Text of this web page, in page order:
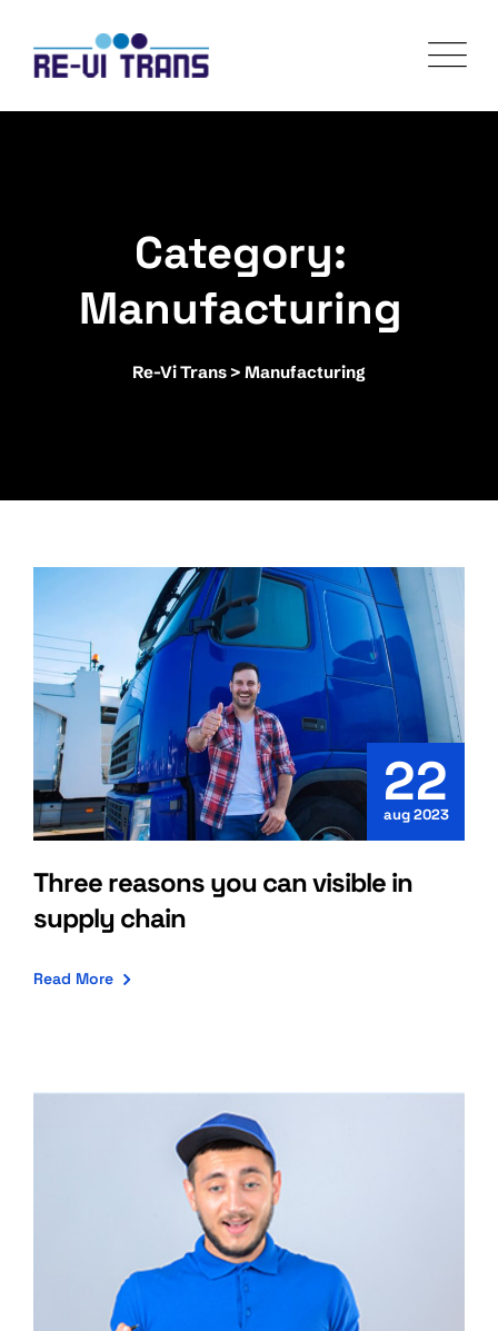
content
Category:
Manufacturing
Re-Vi Trans > Manufacturing
22
aug 2023
Three reasons you can visible in
supply chain
Read More